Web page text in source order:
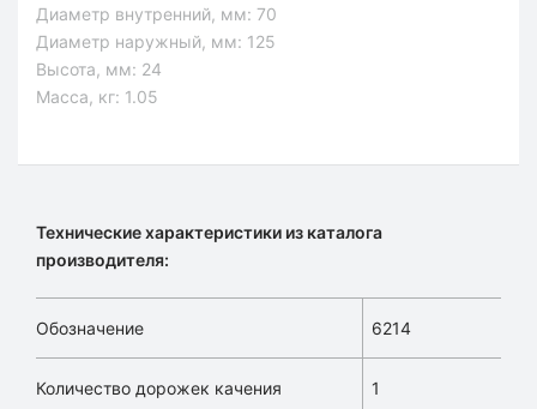
Диаметр внутренний, мм: 70
Диаметр наружный, мм: 125
Высота, мм: 24
Масса, кг: 1.05
Технические характеристики из каталога
производителя:
Обозначение 6214
Количество дорожек качения 1